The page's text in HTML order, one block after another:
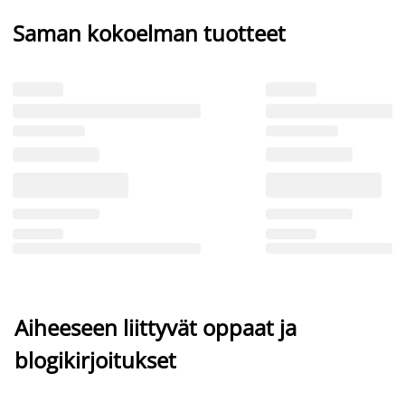
Saman kokoelman tuotteet
Aiheeseen liittyvät oppaat ja
blogikirjoitukset